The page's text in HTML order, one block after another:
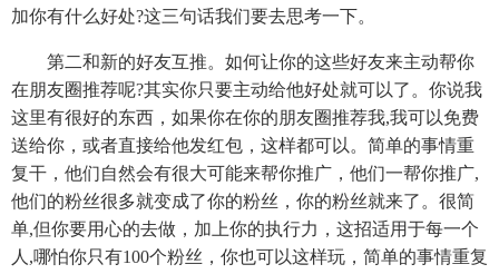
加你有什么好处?这三句话我们要去思考一下。
第二和新的好友互推。如何让你的这些好友来主动帮你
在朋友圈推荐呢?其实你只要主动给他好处就可以了。你说我
这里有很好的东西，如果你在你的朋友圈推荐我,我可以免费
送给你，或者直接给他发红包，这样都可以。简单的事情重
复干，他们自然会有很大可能来帮你推广，他们一帮你推广,
他们的粉丝很多就变成了你的粉丝，你的粉丝就来了。很简
单,但你要用心的去做，加上你的执行力，这招适用于每一个
人,哪怕你只有100个粉丝，你也可以这样玩，简单的事情重复